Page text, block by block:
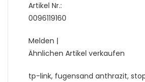
Artikel Nr.:
0096119160
Melden |
Ähnlichen Artikel verkaufen
tp-link, fugensand anthrazit,